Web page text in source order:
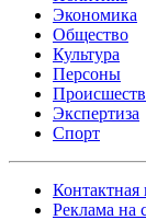
Экономика
Общество
Культура
Персоны
Экспертиза
Спорт
Реклама на